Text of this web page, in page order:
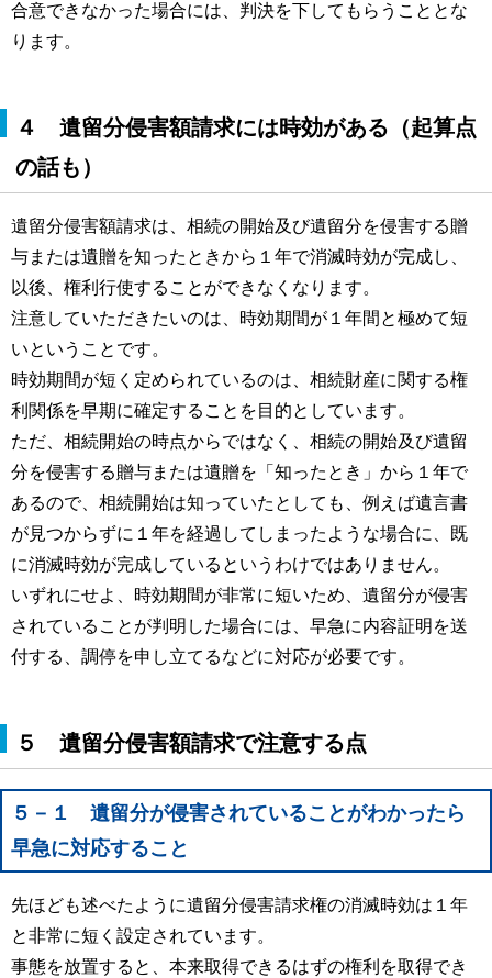
合意できなかった場合には、判決を下してもらうこととな
ります。
４ 遺留分侵害額請求には時効がある（起算点
の話も）
遺留分侵害額請求は、相続の開始及び遺留分を侵害する贈
与または遺贈を知ったときから１年で消滅時効が完成し、
以後、権利行使することができなくなります。
注意していただきたいのは、時効期間が１年間と極めて短
いということです。
時効期間が短く定められているのは、相続財産に関する権
利関係を早期に確定することを目的としています。
ただ、相続開始の時点からではなく、相続の開始及び遺留
分を侵害する贈与または遺贈を「知ったとき」から１年で
あるので、相続開始は知っていたとしても、例えば遺言書
が見つからずに１年を経過してしまったような場合に、既
に消滅時効が完成しているというわけではありません。
いずれにせよ、時効期間が非常に短いため、遺留分が侵害
されていることが判明した場合には、早急に内容証明を送
付する、調停を申し立てるなどに対応が必要です。
５ 遺留分侵害額請求で注意する点
５－１ 遺留分が侵害されていることがわかったら
早急に対応すること
先ほども述べたように遺留分侵害請求権の消滅時効は１年
と非常に短く設定されています。
事態を放置すると、本来取得できるはずの権利を取得でき